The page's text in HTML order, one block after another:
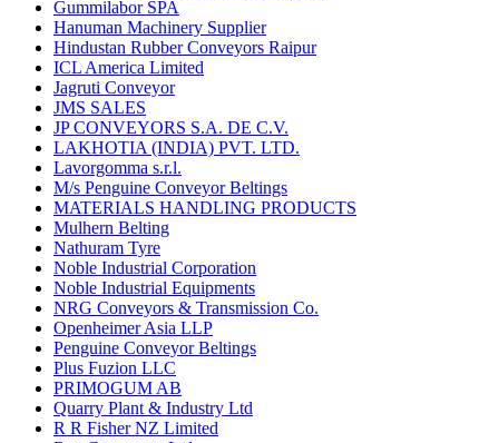
Gummilabor SPA
Hanuman Machinery Supplier
Hindustan Rubber Conveyors Raipur
ICL America Limited
Jagruti Conveyor
JMS SALES
JP CONVEYORS S.A. DE C.V.
LAKHOTIA (INDIA) PVT. LTD.
Lavorgomma s.r.l.
M/s Penguine Conveyor Beltings
MATERIALS HANDLING PRODUCTS
Mulhern Belting
Nathuram Tyre
Noble Industrial Corporation
Noble Industrial Equipments
NRG Conveyors & Transmission Co.
Openheimer Asia LLP
Penguine Conveyor Beltings
Plus Fuzion LLC
PRIMOGUM AB
Quarry Plant & Industry Ltd
R R Fisher NZ Limited